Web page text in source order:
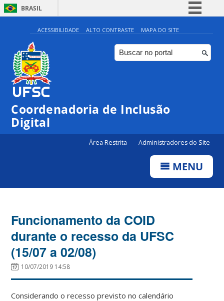
BRASIL
Simplifique!
Comunica BR
Participe
Canais
ACESSIBILIDADE ALTO CONTRASTE MAPA DO SITE
Coordenadoria de Inclusão
Digital
Área Restrita Administradores do Site
MENU
Funcionamento da COID
durante o recesso da UFSC
(15/07 a 02/08)
10/07/2019 14:58
Considerando o recesso previsto no calendário